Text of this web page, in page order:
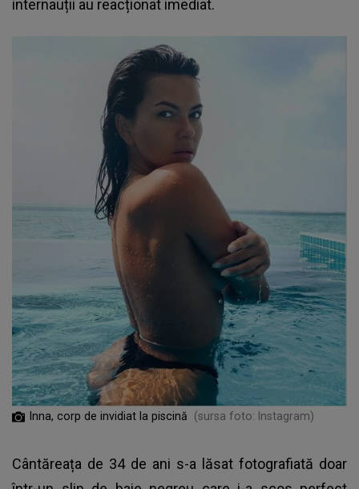
internauții au reacționat imediat.
Inna, corp de invidiat la piscină (sursa foto: Instagram)
Cântăreața de 34 de ani s-a lăsat fotografiată doar